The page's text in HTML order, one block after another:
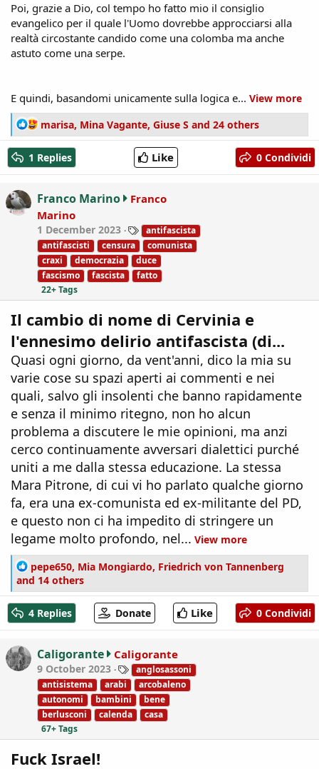
Poi, grazie a Dio, col tempo ho fatto mio il consiglio
evangelico per il quale l'Uomo dovrebbe approcciarsi alla
realtà circostante candido come una colomba ma anche
astuto come una serpe.
E quindi, basandomi unicamente sulla logica e... View more
R
e
a
c
t
i
o
n
s
:
marisa, Mina Vagante, Giuse S and 24 others
1 Replies Like 0 Condividi
Franco Marino
Franco
Marino
1 December 2023
T
a
g
s
antifascista
antifascisti
censura
comunista
craxi
democrazia
duce
fascismo
fascista
fatto
22+ Tags
Il cambio di nome di Cervinia e
l'ennesimo delirio antifascista (di...
Quasi ogni giorno, da vent'anni, dico la mia su
varie cose su spazi aperti ai commenti e nei
quali, salvo gli insolenti che banno rapidamente
e senza il minimo ritegno, non ho alcun
problema a discutere le mie opinioni, ma anzi
cerco continuamente avversari dialettici purché
uniti a me dalla stessa educazione. La stessa
Mara Pitrone, di cui vi ho parlato qualche giorno
fa, era una ex-comunista ed ex-militante del PD,
e questo non ci ha impedito di stringere un
legame molto profondo, nel... View more
R
e
a
c
t
i
n
pepe650, Mia Mongiardo, Friedrich von Tannenberg
and 14 others
4 Replies Donate Like 0 Condividi
Caligorante Caligorante
9 October 2023
T
a
g
s
anglosassoni
antisistema
arabi
arcobaleno
autonomi
bambini
bene
berlusconi
calenda
casa
67+ Tags
Fuck Israel!